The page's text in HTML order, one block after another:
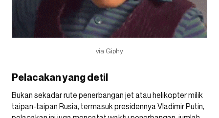
via Giphy
Pelacakan yang detil
Bukan sekadar rute penerbangan jet atau helikopter milik
taipan-taipan Rusia, termasuk presidennya Vladimir Putin,